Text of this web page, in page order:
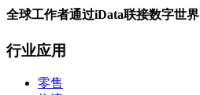
全球工作者通过iData联接数字世界
行业应用
零售